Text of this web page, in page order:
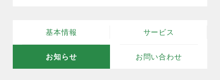
基本情報 サービス
お知らせ お問い合わせ